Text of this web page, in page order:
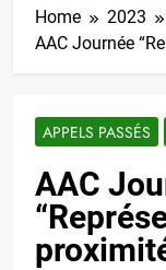
Home 2023
AAC Journée
APPELS PASSÉS
AAC